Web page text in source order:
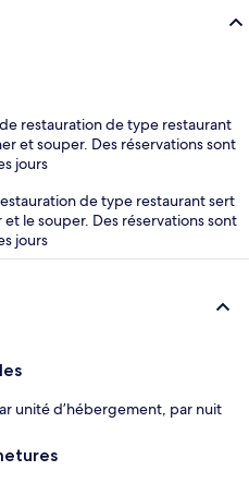
restauration de type restaurant
et souper. Des réservations sont
jours
de type restaurant sert
et le souper. Des réservations sont
jours
unité d’hébergement, par nuit